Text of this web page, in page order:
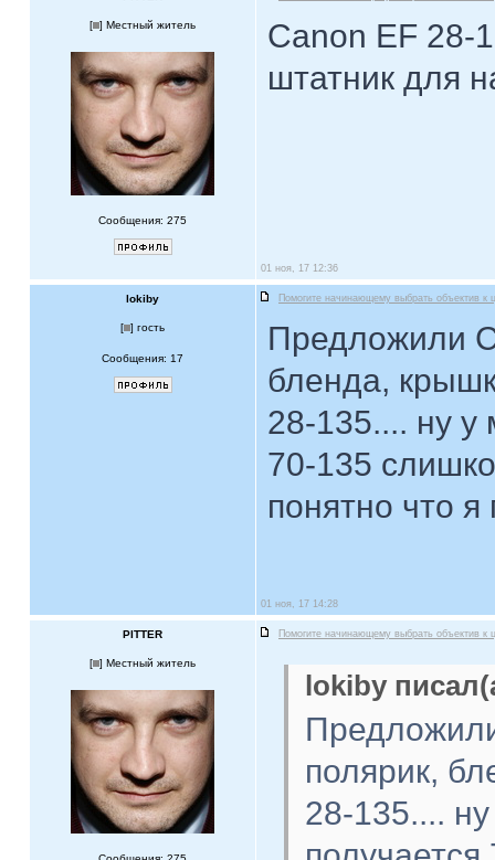
[ ] Местный житель
Сообщения: 275
Canon EF 28-
штатник для
01 ноя, 17 12:36
lokiby Помогите начинающему выбрать объектив к
[ ] гость
Сообщения: 17
Предложили
бленда,
28-135.... ну у
70-135
понятно что
01 ноя, 17 14:28
PITTER Помогите начинающему выбрать объектив к
[ ] Местный житель
lokiby
полярик,
28-135....